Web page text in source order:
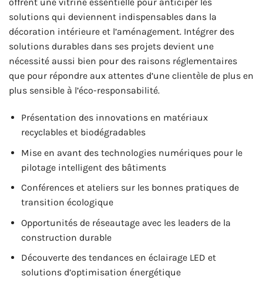
solutions qui deviennent indispensables dans la
décoration intérieure et l’aménagement. Intégrer des
solutions durables dans ses projets devient une
nécessité aussi bien pour des raisons réglementaires
que pour répondre aux attentes d’une clientèle de plus en
plus sensible à l’éco-responsabilité.
Présentation des innovations en matériaux
recyclables et biodégradables
Mise en avant des technologies numériques pour le
pilotage intelligent des bâtiments
Conférences et ateliers sur les bonnes pratiques de
transition écologique
Opportunités de réseautage avec les leaders de la
construction durable
Découverte des tendances en éclairage LED et
solutions d’optimisation énergétique